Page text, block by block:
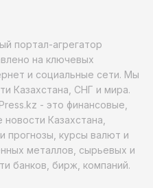
портал-агрегатор
на ключевых
и социальные сети. Мы
Казахстана, СНГ и мира.
- это финансовые,
Казахстана,
прогнозы, курсы валют и
металлов, сырьевых и
банков, бирж, компаний.